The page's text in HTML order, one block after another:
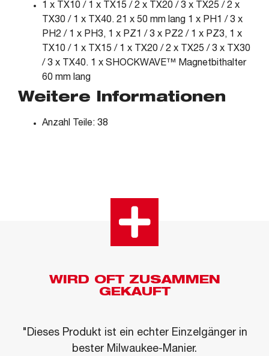
1 x TX10 / 1 x TX15 / 2 x TX20 / 3 x TX25 / 2 x
TX30 / 1 x TX40. 21 x 50 mm lang 1 x PH1 / 3 x
PH2 / 1 x PH3, 1 x PZ1 / 3 x PZ2 / 1 x PZ3, 1 x
TX10 / 1 x TX15 / 1 x TX20 / 2 x TX25 / 3 x TX30
/ 3 x TX40. 1 x SHOCKWAVE™ Magnetbithalter
60 mm lang
Weitere Informationen
Anzahl Teile: 38
WIRD OFT ZUSAMMEN
GEKAUFT
"Dieses Produkt ist ein echter Einzelgänger in
bester Milwaukee-Manier.